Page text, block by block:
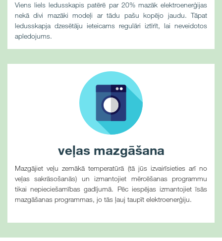
Viens liels ledusskapis patērē par 20% mazāk elektroenerģijas
nekā divi mazāki modeļi ar tādu pašu kopējo jaudu. Tāpat
ledusskapja dzesētāju ieteicams regulāri iztīrīt, lai neveidotos
apledojums.
veļas mazgāšana
Mazgājiet veļu zemākā temperatūrā (tā jūs izvairīsieties arī no
veļas sakrāsošanās) un izmantojiet mērcēšanas programmu
tikai nepieciešamības gadījumā. Pēc iespējas izmantojiet īsās
mazgāšanas programmas, jo tās ļauj taupīt elektroenerģiju.